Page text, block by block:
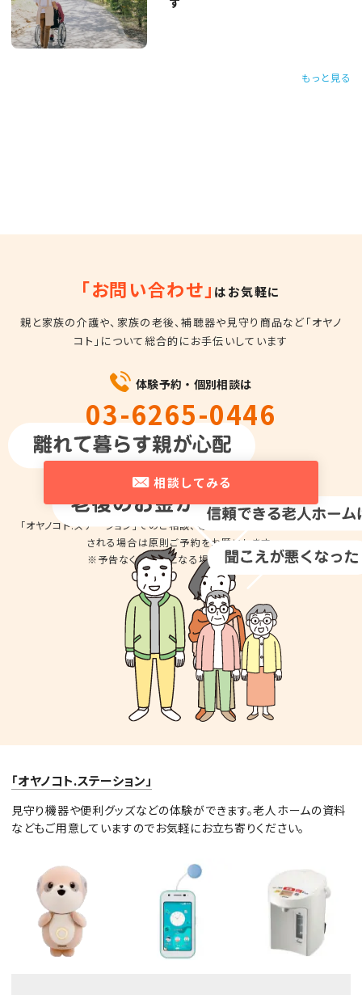
もっと見る
「お問い合わせ」 はお気軽に
親と家族の介護や、家族の老後、補聴器や見守り商品など「オヤノ
コト」について総合的にお手伝いしています
体験予約・個別相談は
03-6265-0446
平日10時～18時
相談してみる
「オヤノコト.ステーション」でのご相談、商品のお試しのため来店を希望
される場合は原則ご予約をお願いします。
※予告なくお休みとなる場合があります。
「オヤノコト.ステーション」
見守り機器や便利グッズなどの体験ができます。老人ホームの資料
などもご用意していますのでお気軽にお立ち寄りください。